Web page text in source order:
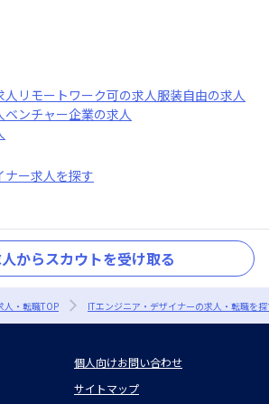
人 リモートワーク可の求人服装自由の求人
ベンチャー企業の求人
ー求人を探す
からスカウトを受け取る
人・転職TOP ITエンジニア・デザイナーの求人・転職を
個人向けお問い合わせ
サイトマップ